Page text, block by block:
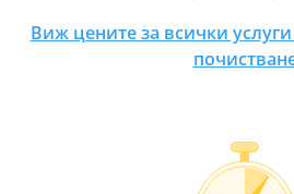
Виж цените за всички